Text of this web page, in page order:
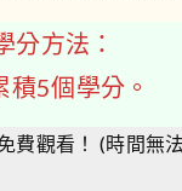
分方法：
5個學分。
費觀看！ (時間無